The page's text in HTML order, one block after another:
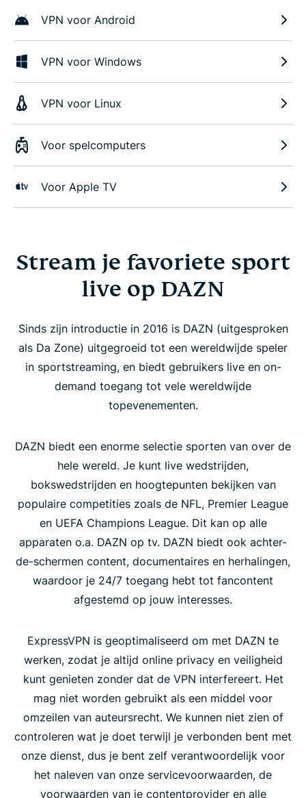
VPN voor Android
VPN voor Windows
VPN voor Linux
Voor spelcomputers
Voor Apple TV
Stream je favoriete sport
live op DAZN
Sinds zijn introductie in 2016 is DAZN (uitgesproken
als Da Zone) uitgegroeid tot een wereldwijde speler
in sportstreaming, en biedt gebruikers live en on-
demand toegang tot vele wereldwijde
topevenementen.
DAZN biedt een enorme selectie sporten van over de
hele wereld. Je kunt live wedstrijden,
bokswedstrijden en hoogtepunten bekijken van
populaire competities zoals de NFL, Premier League
en UEFA Champions League. Dit kan op alle
apparaten o.a. DAZN op tv. DAZN biedt ook achter-
de-schermen content, documentaires en herhalingen,
waardoor je 24/7 toegang hebt tot fancontent
afgestemd op jouw interesses.
ExpressVPN is geoptimaliseerd om met DAZN te
werken, zodat je altijd online privacy en veiligheid
kunt genieten zonder dat de VPN interfereert. Het
mag niet worden gebruikt als een middel voor
omzeilen van auteursrecht. We kunnen niet zien of
controleren wat je doet terwijl je verbonden bent met
onze dienst, dus je bent zelf verantwoordelijk voor
het naleven van onze servicevoorwaarden, de
voorwaarden van je contentprovider en alle